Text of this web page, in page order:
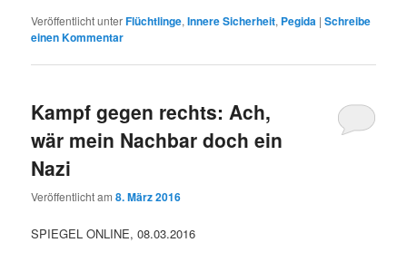
Veröffentlicht unterFlüchtlinge,Innere Sicherheit, Pegida |Schreibe
einen Kommentar
Kampf gegen rechts: Ach,
wär mein Nachbar doch ein
Nazi
Veröffentlicht am8. März 2016
SPIEGEL ONLINE, 08.03.2016